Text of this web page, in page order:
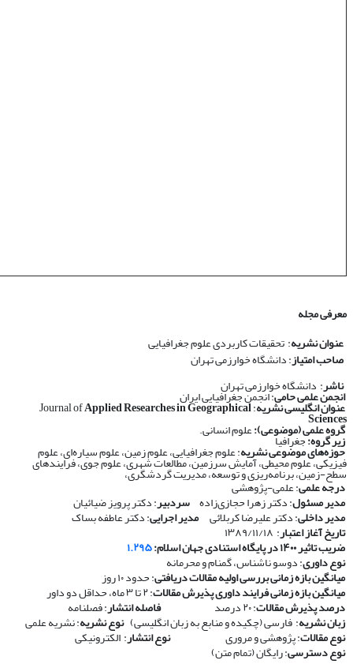
معرفی مجله
عنوان نشریه: تحقیقات کاربردی علوم جغرافیایی
صاحب امتیاز: دانشگاه خوارزمی تهران
ناشر: دانشگاه خوارزمی تهران
انجمن علمی حامی: انجمن جغرافیایی ایران
عنوان انگلیسی نشریه: Journal of
Applied Researches in Geographical
Sciences
گروه علمی (موضوعی):علوم انسانی.
زیر گروه:جغرافیا
حوزه‌های موضوعی نشریه: علوم جغرافیایی، علوم زمین، علوم سیاره‌ای، علوم
فیزیکی، علوم محیطی، آمایش سرزمین، مطالعات شهری، علوم جوی، فرایندهای
سطح-زمین، برنامه‌ریزی و توسعه، مدیریت گردشگری،
درجه علمی: علمی-پژوهشی
مدیر مسئول: دکتر زهرا حجازی‌زاده سردبیر: دکتر پرویز ضیائیان
مدیر داخلی: دکتر علیرضا کربلائی مدیر اجرایی: دکتر عاطفه بساک
تاریخ آغاز اعتبار: ۱۳۸۹/۱۱/۱۸
ضریب تاثیر ۱۴۰۰ در پایگاه استنادی جهان اسلام: ۱.۲۹۵
نوع داوری: دوسو ناشناس، گمنام و محرمانه
​​​​​​​میانگین بازه زمانی بررسی اولیه مقالات دریافتی: حدود ۱۰ روز
​​​​​​​میانگین بازه زمانی فرایند داوری پذیرش مقالات: ۲ تا ۳ ماه، حداقل دو داور
درصد پذیرش مقالات: ۲۰ درصد ​​​​​​​فاصله انتشار: فصلنامه
زبان نشریه: فارسی (چکیده و منابع به زبان انگلیسی) ​​​​​​​نوع نشریه: نشریه علمی
​​​​​​​نوع مقالات: پژوهشی و مروری ​​​​​​​نوع انتشار: الکترونیکی
​​​​​​​نوع دسترسی: رایگان (تمام متن)